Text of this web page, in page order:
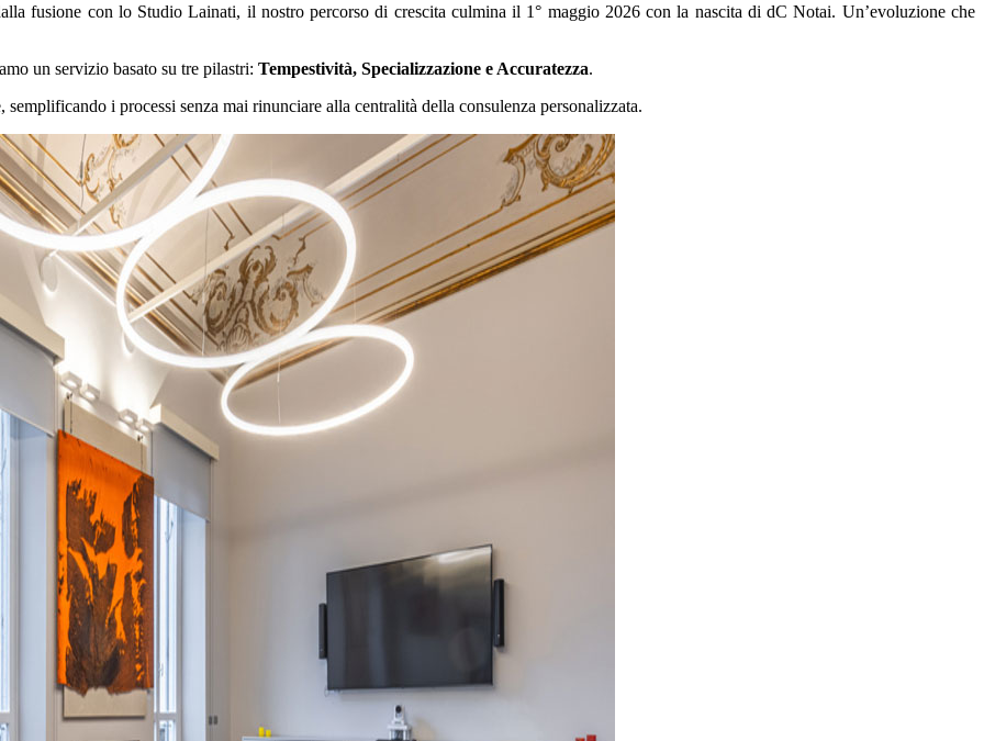
fusione con lo Studio Lainati, il nostro percorso di crescita culmina il 1° maggio 2026 con la nascita di dC Notai. Un’evoluzione che
un servizio basato su tre pilastri: Tempestività, Specializzazione e Accuratezza.
i processi senza mai rinunciare alla centralità della consulenza personalizzata.